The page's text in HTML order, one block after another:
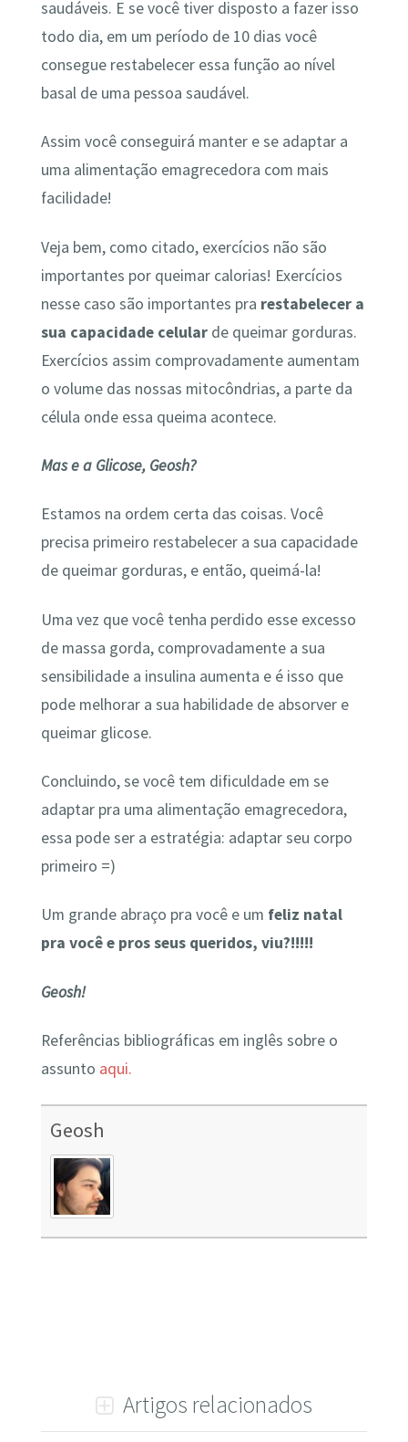
saudáveis. E se você tiver disposto a fazer isso
todo dia, em um período de 10 dias você
consegue restabelecer essa função ao nível
basal de uma pessoa saudável.
Assim você conseguirá manter e se adaptar a
uma alimentação emagrecedora com mais
facilidade!
Veja bem, como citado, exercícios não são
importantes por queimar calorias! Exercícios
nesse caso são importantes pra restabelecer a
sua capacidade celularde queimar gorduras.
Exercícios assim comprovadamente aumentam
o volume das nossas mitocôndrias, a parte da
célula onde essa queima acontece.
Mas e a Glicose, Geosh?
Estamos na ordem certa das coisas. Você
precisa primeiro restabelecer a sua capacidade
de queimar gorduras, e então, queimá-la!
Uma vez que você tenha perdido esse excesso
de massa gorda, comprovadamente a sua
sensibilidade a insulina aumenta e é isso que
pode melhorar a sua habilidade de absorver e
queimar glicose.
Concluindo, se você tem dificuldade em se
adaptar pra uma alimentação emagrecedora,
essa pode ser a estratégia: adaptar seu corpo
primeiro =)
Um grande abraço pra você e um feliz natal
pra você e pros seus queridos, viu?!!!!!
Geosh!
Referências bibliográficas em inglês sobre o
assunto aqui.
Geosh
Artigos relacionados